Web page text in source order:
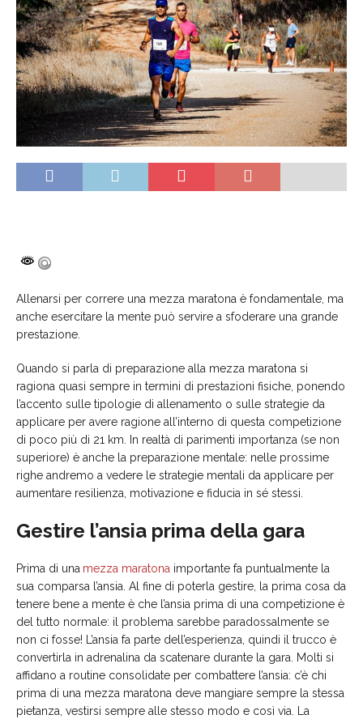
Allenarsi per correre una mezza maratona è fondamentale, ma
anche esercitare la mente può servire a sfoderare una grande
prestazione.
Quando si parla di preparazione alla mezza maratona si
ragiona quasi sempre in termini di prestazioni fisiche, ponendo
l’accento sulle tipologie di allenamento o sulle strategie da
applicare per avere ragione all’interno di questa competizione
di poco più di 21 km. In realtà di parimenti importanza (se non
superiore) è anche la preparazione mentale: nelle prossime
righe andremo a vedere le strategie mentali da applicare per
aumentare resilienza, motivazione e fiducia in sé stessi.
Gestire l’ansia prima della gara
Prima di una mezza maratona importante fa puntualmente la
sua comparsa l’ansia. Al fine di poterla gestire, la prima cosa da
tenere bene a mente è che l’ansia prima di una competizione è
del tutto normale: il problema sarebbe paradossalmente se
non ci fosse! L’ansia fa parte dell’esperienza, quindi il trucco è
convertirla in adrenalina da scatenare durante la gara. Molti si
affidano a routine consolidate per combattere l’ansia: c’è chi
prima di una mezza maratona deve mangiare sempre la stessa
pietanza, vestirsi sempre alle stesso modo e così via. La